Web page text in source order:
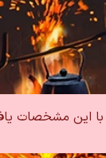
تور مشهد
با این مشخصات